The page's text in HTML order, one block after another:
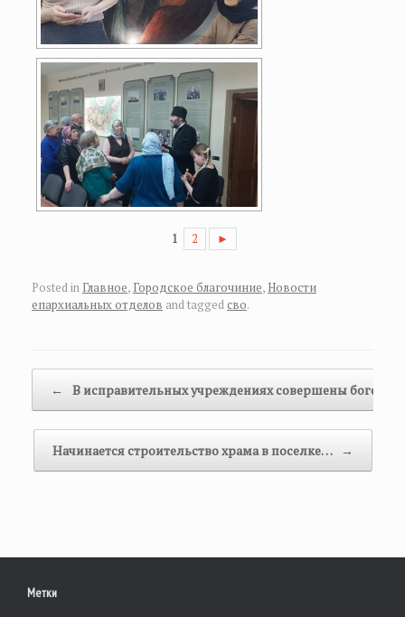
1 2 ►
Posted in Главное, Городское благочиние, Новости
епархиальных отделов and tagged сво.
← В исправительных учреждениях совершены
Начинается строительство храма в поселке… →
Метки